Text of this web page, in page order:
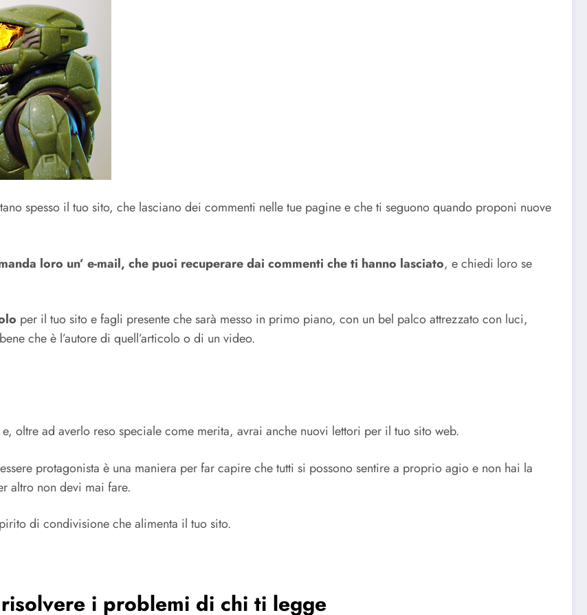
spesso il tuo sito, che lasciano dei commenti nelle tue pagine e che ti seguono quando proponi nuove
loro un’ e-mail, che puoi recuperare dai commenti che ti hanno lasciato, e chiedi loro se
per il tuo sito e fagli presente che sarà messo in primo piano, con un bel palco attrezzato con luci,
che è l’autore di quell’articolo o di un video.
oltre ad averlo reso speciale come merita, avrai anche nuovi lettori per il tuo sito web.
protagonista è una maniera per far capire che tutti si possono sentire a proprio agio e non hai la
altro non devi mai fare.
di condivisione che alimenta il tuo sito.
i problemi di chi ti legge